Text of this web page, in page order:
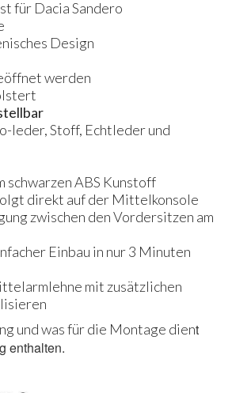
für Dacia Sandero
Design
werden
leder, Stoff, Echtleder und
schwarzen ABS Kunstoff
direkt auf der Mittelkonsole
zwischen den Vordersitzen am
Einbau in nur 3 Minuten
mit zusätzlichen
und was für die Montage dien​t
enthalten.